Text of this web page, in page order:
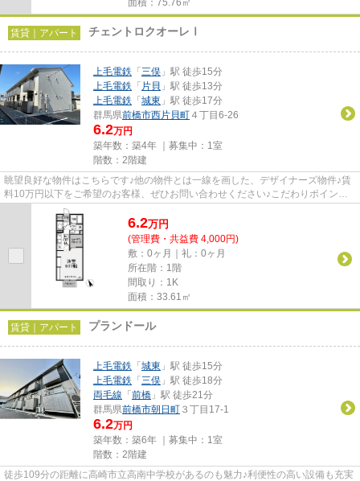
面積：75.76㎡
賃貸｜アパート チェントロクオーレⅠ
上毛電鉄 「 三俣 」駅 徒歩15分
上毛電鉄 「 片貝 」駅 徒歩13分
上毛電鉄 「 城東 」駅 徒歩17分
群馬県前橋市西片貝町 ４丁目6-26
6.2万円
築年数：築4年 ｜募集中： 1室
階数：2階建
眺望良好な物件はこちらです♪他の物件とは一線を画した、デザイナーズ物件♪賃
料10万円以下をご希望のお客様、ぜひお問い合わせください♪こだわりポイント
満載のチェントロクオーレⅠ♪当...
6.2万円
(管理費・共益費 4,000円)
敷：0ヶ月｜礼：0ヶ月
所在階：1階
間取り：1K
面積：33.61㎡
賃貸｜アパート プランドール
上毛電鉄 「 城東 」駅 徒歩15分
上毛電鉄 「 三俣 」駅 徒歩18分
両毛線 「 前橋 」駅 徒歩21分
群馬県前橋市朝日町 ３丁目17-1
6.2万円
築年数：築6年 ｜募集中： 1室
階数：2階建
徒歩109分の距離に高崎市立高南中学校があるのも魅力♪利便性の高い設備も充実